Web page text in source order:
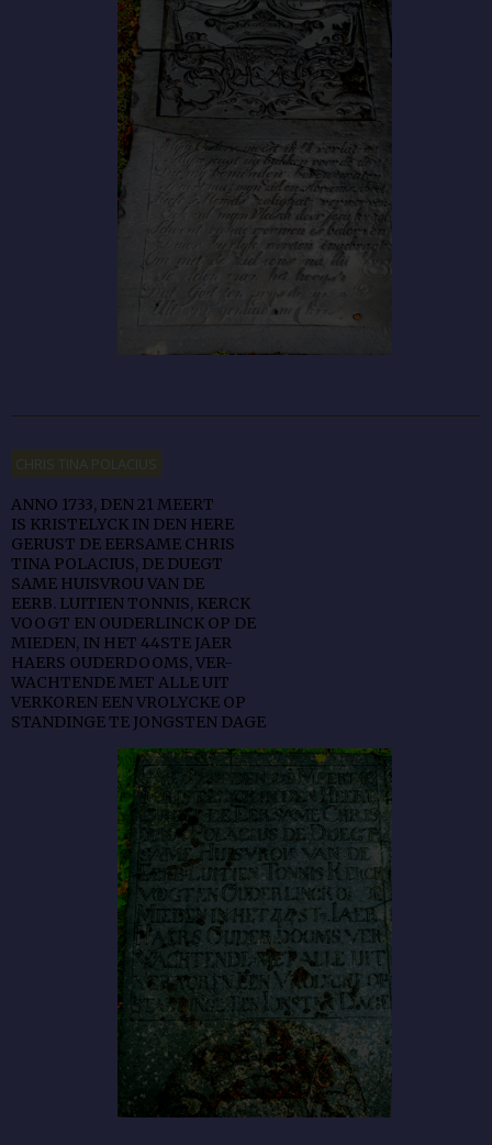
CHRIS TINA POLACIUS
ANNO 1733, DEN 21 MEERT
IS KRISTELYCK IN DEN HERE
GERUST DE EERSAME CHRIS
TINA POLACIUS, DE DUEGT
SAME HUISVROU VAN DE
EERB. LUITIEN TONNIS, KERCK
VOOGT EN OUDERLINCK OP DE
MIEDEN, IN HET 44STE JAER
HAERS OUDERDOOMS, VER-
WACHTENDE MET ALLE UIT
VERKOREN EEN VROLYCKE OP
STANDINGE TE JONGSTEN DAGE